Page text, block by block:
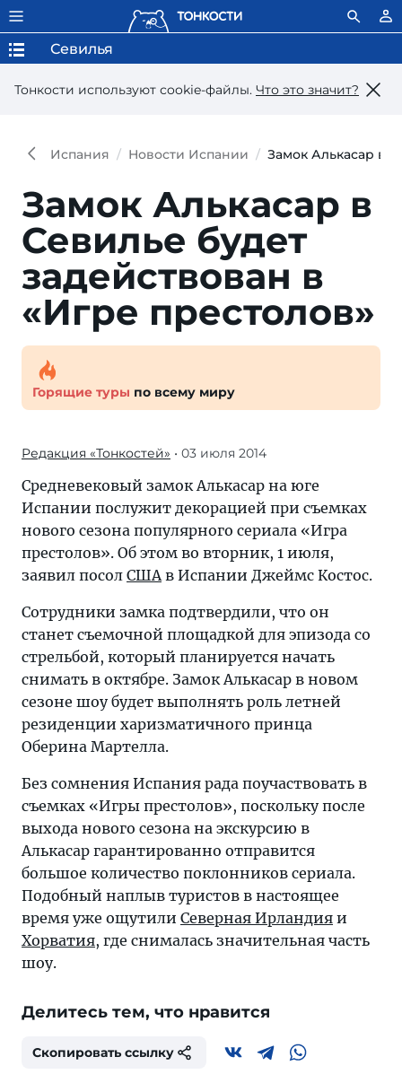
Тонкости используют сookie-файлы. Что это значит?
Севилья
Испания Новости Испании Замок Алькасар в
Замок Алькасар в
Севилье будет
задействован в
«Игре престолов»
Горящие туры по всему миру
Редакция «Тонкостей» • 03 июля 2014
Средневековый замок Алькасар на юге
Испании послужит декорацией при съемках
нового сезона популярного сериала «Игра
престолов». Об этом во вторник, 1 июля,
заявил посол СШАв Испании Джеймс Костос.
Сотрудники замка подтвердили, что он
станет съемочной площадкой для эпизода со
стрельбой, который планируется начать
снимать в октябре. Замок Алькасар в новом
сезоне шоу будет выполнять роль летней
резиденции харизматичного принца
Оберина Мартелла.
Без сомнения Испания рада поучаствовать в
съемках «Игры престолов», поскольку после
выхода нового сезона на экскурсию в
Алькасар гарантированно отправится
большое количество поклонников сериала.
Подобный наплыв туристов в настоящее
время уже ощутили Северная Ирландия и
Хорватия, где снималась значительная часть
шоу.
Делитесь тем, что нравится
Скопировать ссылку